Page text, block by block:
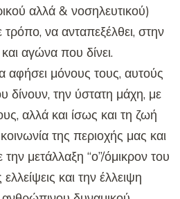
αλλά & νοσηλευτικού)
να ανταπεξέλθει, στην
αγώνα που δίνει.
αφήσει μόνους τους, αυτούς
την ύστατη μάχη, με
αλλά και ίσως και τη ζωή
της περιοχής μας και
μετάλλαξη “ο”/όμικρον του
και την έλλειψη